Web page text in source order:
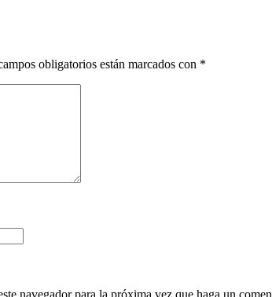
obligatorios están marcados con *